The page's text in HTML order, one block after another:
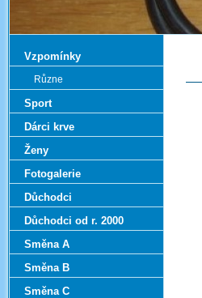
Vzpomínky
Různe
Sport
Dárci krve
Ženy
Fotogalerie
Důchodci
Důchodci od r. 2000
Směna A
Směna B
Směna C